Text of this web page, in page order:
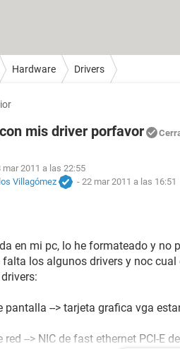
Hardware Drivers
mis driver porfavor
mar 2011 a las 22:55
Villagómez
- 22 mar 2011 a las 16:51
en mi pc, lo he formateado y no
falta los algunos drivers y noc cual
pantalla --> tarjeta grafica vga
red --> NIC de fast ethernet PCI-E